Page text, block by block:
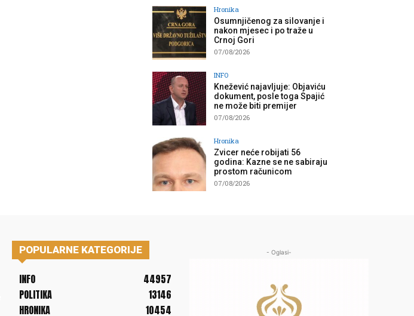
Hronika
Osumnjičenog za silovanje i
nakon mjesec i po traže u
Crnoj Gori
07/08/2026
INFO
Knežević najavljuje: Objaviću
dokument, posle toga Spajić
ne može biti premijer
07/08/2026
Hronika
Zvicer neće robijati 56
godina: Kazne se ne sabiraju
prostom računicom
07/08/2026
POPULARNE KATEGORIJE
INFO
44957
POLITIKA
13146
HRONIKA
10454
- Oglasi-